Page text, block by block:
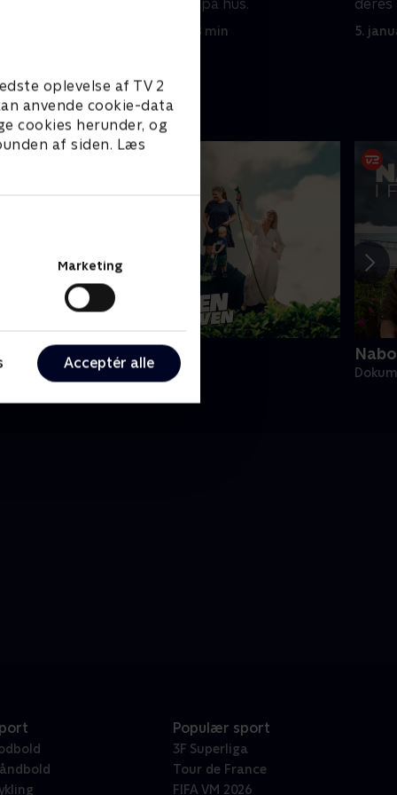
oplevelse af TV 2
anvende cookie-data
cookies herunder, og
af siden. Læs
Marketing
Acceptér alle
også for at kigge på hus.
20. januar 2020 • 28 min 5.
Balladen om kolonihaven
• 2 sæsoner
Populær sport
3F Superliga
Tour de France
FIFA VM 2026